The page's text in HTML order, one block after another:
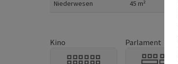
Niederwesen 45 m²
Kino Parlament